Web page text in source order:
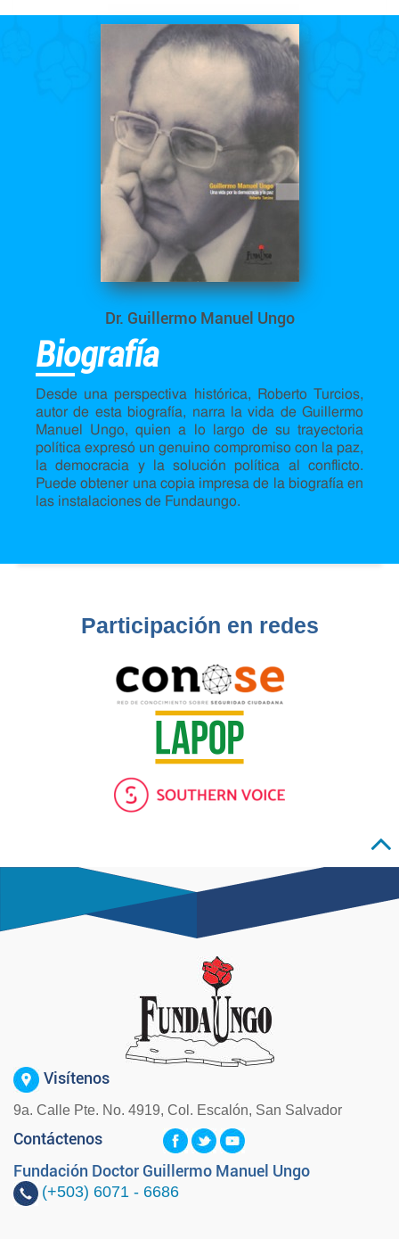
Dr. Guillermo Manuel Ungo
Biografía
Desde una perspectiva histórica, Roberto Turcios,
autor de esta biografía, narra la vida de Guillermo
Manuel Ungo, quien a lo largo de su trayectoria
política expresó un genuino compromiso con la paz,
la democracia y la solución política al conflicto.
Puede obtener una copia impresa de la biografía en
las instalaciones de Fundaungo.
Participación en redes
Visítenos
9a. Calle Pte. No. 4919, Col. Escalón, San Salvador
Contáctenos
Fundación Doctor Guillermo Manuel Ungo
(+503) 6071 - 6686